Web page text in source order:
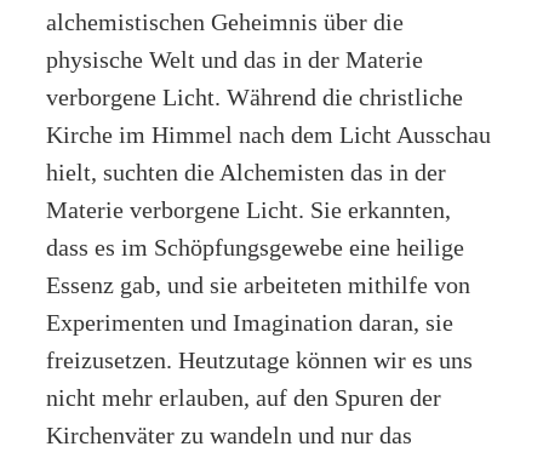
alchemistischen Geheimnis über die
physische Welt und das in der Materie
verborgene Licht. Während die christliche
Kirche im Himmel nach dem Licht Ausschau
hielt, suchten die Alchemisten das in der
Materie verborgene Licht. Sie erkannten,
dass es im Schöpfungsgewebe eine heilige
Essenz gab, und sie arbeiteten mithilfe von
Experimenten und Imagination daran, sie
freizusetzen. Heutzutage können wir es uns
nicht mehr erlauben, auf den Spuren der
Kirchenväter zu wandeln und nur das